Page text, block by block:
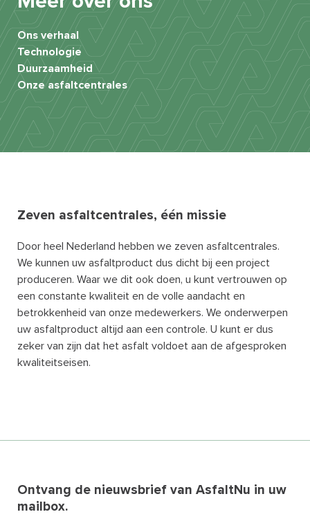
Ons verhaal
Technologie
Duurzaamheid
Onze asfaltcentrales
Zeven asfaltcentrales, één missie
Door heel Nederland hebben we zeven asfaltcentrales.
We kunnen uw asfaltproduct dus dicht bij een project
produceren. Waar we dit ook doen, u kunt vertrouwen op
een constante kwaliteit en de volle aandacht en
betrokkenheid van onze medewerkers. We onderwerpen
uw asfaltproduct altijd aan een controle. U kunt er dus
zeker van zijn dat het asfalt voldoet aan de afgesproken
kwaliteitseisen.
Ontvang de nieuwsbrief van AsfaltNu in uw
mailbox.